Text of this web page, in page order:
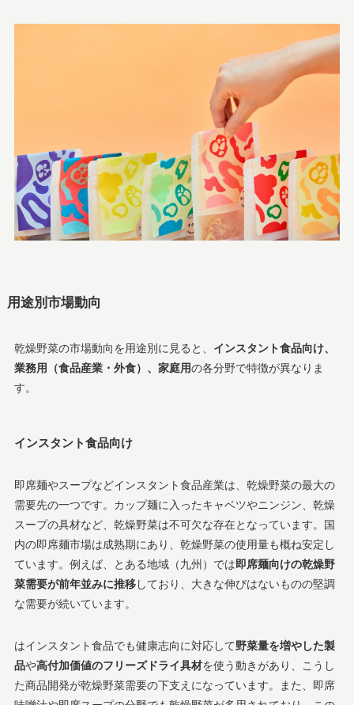
用途別市場動向
乾燥野菜の市場動向を用途別に見ると、 インスタント食品向け、
業務用（食品産業・外食）、家庭用の各分野で特徴が異なりま
す。
インスタント食品向け
即席麺やスープなどインスタント食品産業は、乾燥野菜の最大の
需要先の一つです。カップ麺に入ったキャベツやニンジン、乾燥
スープの具材など、乾燥野菜は不可欠な存在となっています。国
内の即席麺市場は成熟期にあり、乾燥野菜の使用量も概ね安定し
ています。例えば、とある地域（九州）では即席麺向けの乾燥野
菜需要が前年並みに推移しており、大きな伸びはないものの堅調
な需要が続いています​。
はインスタント食品でも健康志向に対応して野菜量を増やした製
品や高付加価値のフリーズドライ具材を使う動きがあり、こうし
た商品開発が乾燥野菜需要の下支えになっています。また、即席